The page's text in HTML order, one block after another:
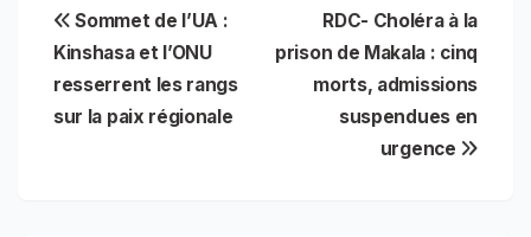
e
b
o
o
k
i
l
t
s
A
p
p
t
e
r
e
s
e
e
g
r
a
r
e
Navigation
de
l’article
RDC- Choléra à la
prison de Makala : cinq
morts, admissions
suspendues en
urgence
Sommet de l’UA :
Kinshasa et l’ONU
resserrent les rangs
sur la paix régionale